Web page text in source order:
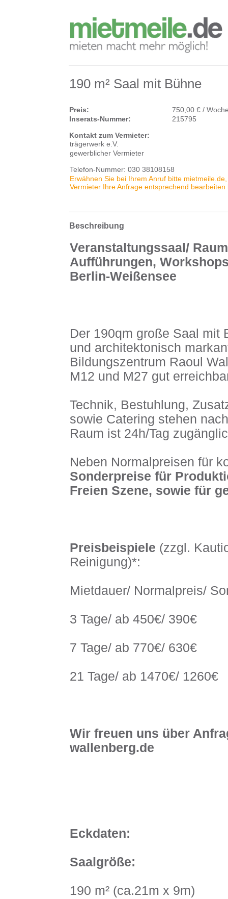
190 m² Saal mit Bühne
Preis:
750,00 € /
Inserats-Nummer:
215795
Kontakt zum Vermieter:
trägerwerk e.V.
gewerblicher Vermieter
Telefon-Nummer: 030 38108158
Erwähnen Sie bei Ihrem Anruf bitte
Vermieter Ihre Anfrage entsprechend bearbeiten
Beschreibung
Veranstaltungssaal/
Aufführungen,
Berlin-Weißensee
Der 190qm große Saal mit
und architektonisch
Bildungszentrum Raoul
M12 und M27 gut
Technik, Bestuhlung,
sowie Catering stehen
Raum ist 24h/Tag
Neben Normalpreisen für
Sonderpreise für
Freien Szene, sowie für
Preisbeispiele (zzgl.
Reinigung)*:
Mietdauer/ Normalpreis/
3 Tage/ ab 450€/ 390€
7 Tage/ ab 770€/ 630€
21 Tage/ ab 1470€/ 1260€
Wir freuen uns über
wallenberg.de
Eckdaten:
Saalgröße:
190 m² (ca.21m x 9m)